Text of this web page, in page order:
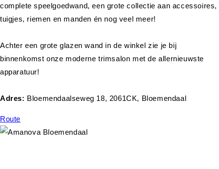
complete speelgoedwand, een grote collectie aan accessoires,
tuigjes, riemen en manden én nog veel meer!
Achter een grote glazen wand in de winkel zie je bij
binnenkomst onze moderne trimsalon met de allernieuwste
apparatuur!
Adres: Bloemendaalseweg 18, 2061CK, Bloemendaal
Route